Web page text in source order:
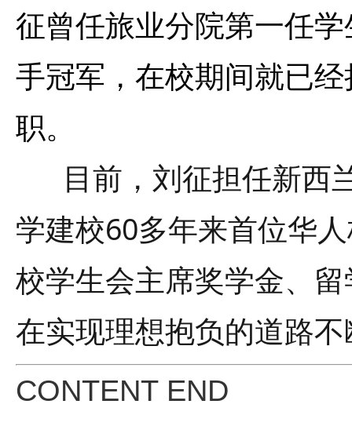
征曾任旅业分院第一任
手冠军，在校期间就已
职。
目前，刘征担任新西
学建校60多年来首位华
校学生会主席奖学金、
在实现理想抱负的道路
CONTENT END